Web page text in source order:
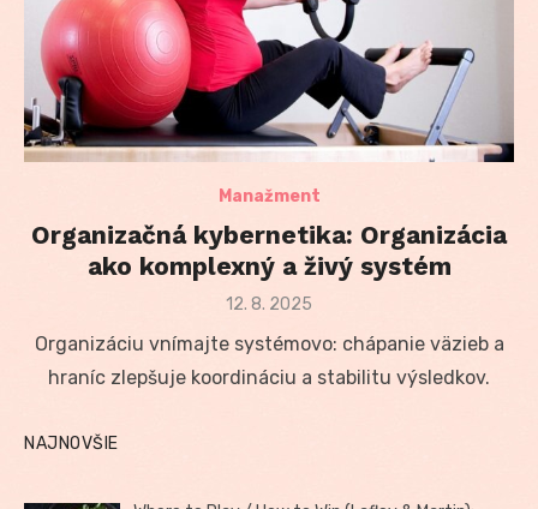
Manažment
Organizačná kybernetika: Organizácia
ako komplexný a živý systém
Posted
12. 8. 2025
Organizáciu vnímajte systémovo: chápanie väzieb a
hraníc zlepšuje koordináciu a stabilitu výsledkov.
NAJNOVŠIE